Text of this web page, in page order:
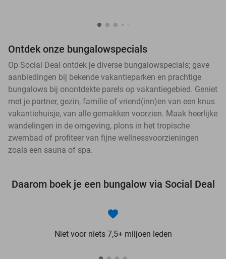
Ontdek onze bungalowspecials
Op Social Deal ontdek je diverse bungalowspecials; gave
aanbiedingen bij bekende vakantieparken en prachtige
bungalows bij onontdekte parels op vakantiegebied. Geniet
met je partner, gezin, familie of vriend(inn)en van een knus
vakantiehuisje, van alle gemakken voorzien. Maak heerlijke
wandelingen in de omgeving, plons in het tropische
zwembad of profiteer van fijne wellnessvoorzieningen
zoals een sauna of spa.
Daarom boek je een bungalow via Social Deal
Niet voor niets 7,5+ miljoen leden